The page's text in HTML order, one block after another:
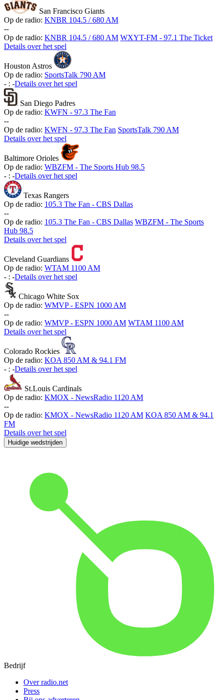
San Francisco Giants
Op de radio: KNBR 104.5 / 680 AM
--
Op de radio: KNBR 104.5 / 680 AM WXYT-FM - 97.1 The Ticket
Details over het spel
Houston Astros
Op de radio: SportsTalk 790 AM
- : -Details over het spel
San Diego Padres
Op de radio: KWFN - 97.3 The Fan
--
Op de radio: KWFN - 97.3 The Fan SportsTalk 790 AM
Details over het spel
Baltimore Orioles
Op de radio: WBZFM - The Sports Hub 98.5
- : -Details over het spel
Texas Rangers
Op de radio: 105.3 The Fan - CBS Dallas
--
Op de radio: 105.3 The Fan - CBS Dallas WBZFM - The Sports
Hub 98.5
Details over het spel
Cleveland Guardians
Op de radio: WTAM 1100 AM
- : -Details over het spel
Chicago White Sox
Op de radio: WMVP - ESPN 1000 AM
--
Op de radio: WMVP - ESPN 1000 AM WTAM 1100 AM
Details over het spel
Colorado Rockies
Op de radio: KOA 850 AM & 94.1 FM
- : -Details over het spel
St.Louis Cardinals
Op de radio: KMOX - NewsRadio 1120 AM
--
Op de radio: KMOX - NewsRadio 1120 AM KOA 850 AM & 94.1
FM
Details over het spel
Huidige wedstrijden
Bedrijf
Over radio.net
Press